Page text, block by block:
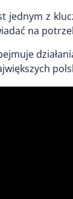
jednym z
na